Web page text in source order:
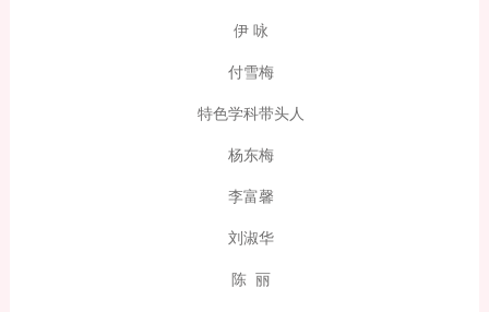
伊 咏
付雪梅
特色学科带头人
杨东梅
李富馨
刘淑华
陈 丽